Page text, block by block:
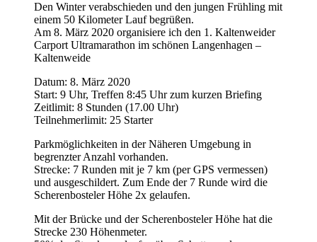
Den Winter verabschieden und den jungen Frühling mit
einem 50 Kilometer Lauf begrüßen.
Am 8. März 2020 organisiere ich den 1. Kaltenweider
Carport Ultramarathon im schönen Langenhagen –
Kaltenweide
Datum: 8. März 2020
Start: 9 Uhr, Treffen 8:45 Uhr zum kurzen Briefing
Zeitlimit: 8 Stunden (17.00 Uhr)
Teilnehmerlimit: 25 Starter
Parkmöglichkeiten in der Näheren Umgebung in
begrenzter Anzahl vorhanden.
Strecke: 7 Runden mit je 7 km (per GPS vermessen)
und ausgeschildert. Zum Ende der 7 Runde wird die
Scherenbosteler Höhe 2x gelaufen.
Mit der Brücke und der Scherenbosteler Höhe hat die
Strecke 230 Höhenmeter.